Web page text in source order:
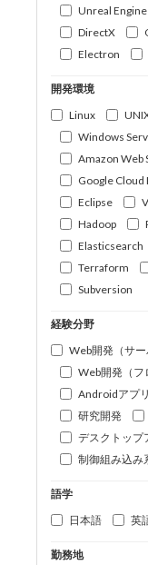
Unreal Engine
DirectX
Electron
開発環境
Linux
Windows
Amazon Web
Google Cloud
Eclipse
Hadoop
Elasticsearch
Terraform
Subversion
経験分野
Web開発（サー
Web開発（フ
Androidアプ
研究開発
デスクトップ
制御組み込み
語学
日本語
英
勤務地